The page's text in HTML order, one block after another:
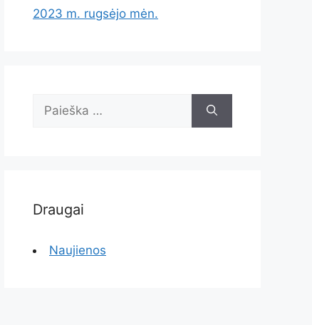
2023 m. rugsėjo mėn.
Draugai
Naujienos